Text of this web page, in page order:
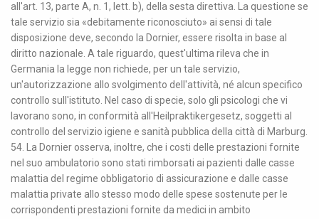
all'art. 13, parte A, n. 1, lett. b), della sesta direttiva. La questione se
tale servizio sia «debitamente riconosciuto» ai sensi di tale
disposizione deve, secondo la Dornier, essere risolta in base al
diritto nazionale. A tale riguardo, quest'ultima rileva che in
Germania la legge non richiede, per un tale servizio,
un'autorizzazione allo svolgimento dell'attività, né alcun specifico
controllo sull'istituto. Nel caso di specie, solo gli psicologi che vi
lavorano sono, in conformità all'Heilpraktikergesetz, soggetti al
controllo del servizio igiene e sanità pubblica della città di Marburg.
54. La Dornier osserva, inoltre, che i costi delle prestazioni fornite
nel suo ambulatorio sono stati rimborsati ai pazienti dalle casse
malattia del regime obbligatorio di assicurazione e dalle casse
malattia private allo stesso modo delle spese sostenute per le
corrispondenti prestazioni fornite da medici in ambito